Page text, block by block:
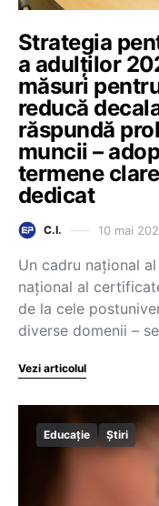
Strategia
a adulților
măsuri
reducă
răspundă
muncii –
termene
dedicat
C.I. 10 mai
Un cadru național
național al
de la cele
diverse domenii –
Vezi articolul
Educație Știri